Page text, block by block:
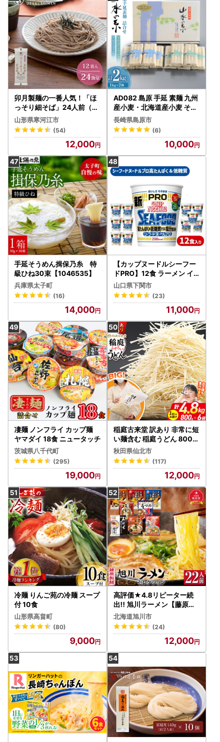
卯月製麺の一番人気！「ほ
っそり細そば」24人前（2
00g×12袋） 012-F-UZ0
02
山形県寒河江市
(54)
12,000
AD082 島原 手延 素麺 九州
産小麦・北海道産小麦 そう
めん 詰め合わせ 2kg （50g
×4束×各5袋）
長崎県島原市
(6)
10,000
手延そうめん揖保乃糸 特
級ひね30束【1046535】
兵庫県太子町
(16)
14,000
【カップヌードルシーフー
ドPRO】12食 ラーメン イ
ンスタント ラーメン JC
山口県下関市
(23)
11,000
凄麺 ノンフライ カップ麺
ヤマダイ 18食 ニュータッチ
茨城県八千代町
(295)
19,000
稲庭古来堂 訳あり 非常に短
い麺含む 稲庭うどん 800g
×6袋 計4.8kgを1回お届け
伝統製法認定 稲庭古来うど
ん
秋田県仙北市
(117)
12,000
冷麺 りんご苑の冷麺 スープ
付 10食
山形県高畠町
(80)
9,000
高評価★4.8リピーター続
出!! 旭川ラーメン【藤原製
麺】セレクション 22人前
ラーメン 北海道_01478
北海道旭川市
(24)
12,000